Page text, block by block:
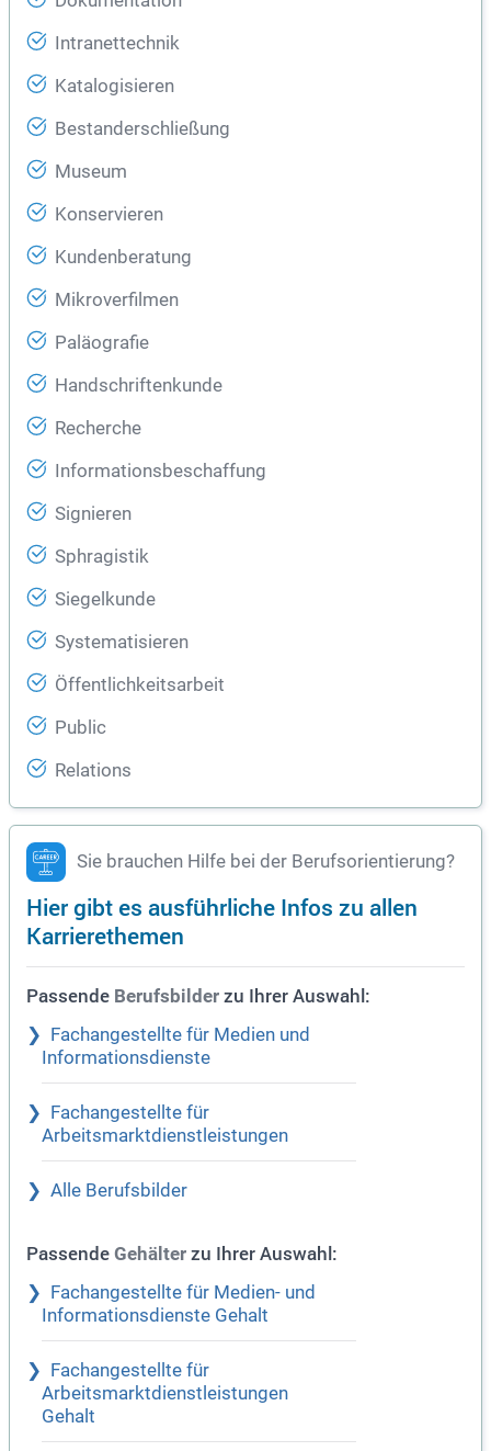
Intranettechnik
Katalogisieren
Bestanderschließung
Museum
Konservieren
Kundenberatung
Mikroverfilmen
Paläografie
Handschriftenkunde
Recherche
Informationsbeschaffung
Signieren
Sphragistik
Siegelkunde
Systematisieren
Öffentlichkeitsarbeit
Public
Relations
Sie brauchen Hilfe bei der Berufsorientierung?
Hier gibt es ausführliche Infos zu allen
Karrierethemen
Passende Berufsbilder zu Ihrer Auswahl:
Fachangestellte für Medien und
Informationsdienste
Fachangestellte für
Arbeitsmarktdienstleistungen
Alle Berufsbilder
Passende Gehälter zu Ihrer Auswahl:
Fachangestellte für Medien- und
Informationsdienste Gehalt
Fachangestellte für
Arbeitsmarktdienstleistungen
Gehalt